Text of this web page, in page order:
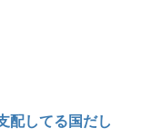
配してる国だし